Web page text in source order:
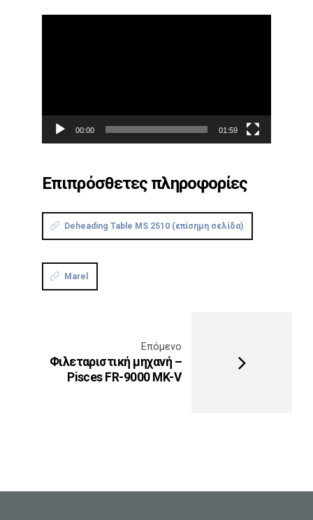
00:00 01:59
Επιπρόσθετες πληροφορίες
Deheading Table MS 2510 (επίσημη σελίδα)
Marel
Επόμενο
Φιλεταριστική μηχανή –
Pisces FR-9000 MK-V